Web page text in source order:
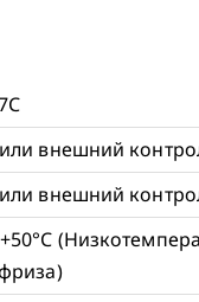
внешний
внешний